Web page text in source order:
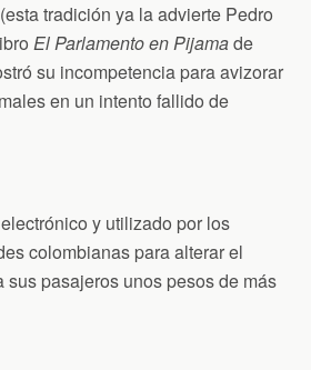
tradición ya la advierte Pedro
El Parlamento en Pijamade
su incompetencia para avizorar
en un intento fallido de
y utilizado por los
colombianas para alterar el
sus pasajeros unos pesos de más